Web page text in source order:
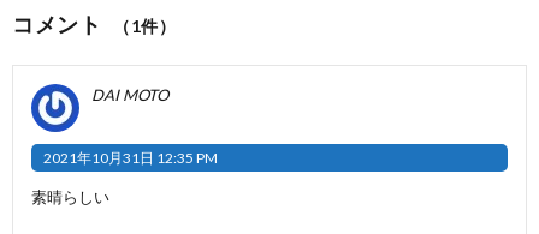
コメント （1件）
DAI MOTO
2021年10月31日 12:35 PM
素晴らしい